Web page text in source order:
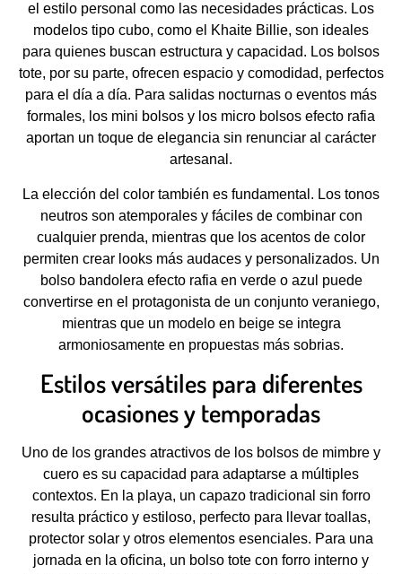
el estilo personal como las necesidades prácticas. Los
modelos tipo cubo, como el Khaite Billie, son ideales
para quienes buscan estructura y capacidad. Los bolsos
tote, por su parte, ofrecen espacio y comodidad, perfectos
para el día a día. Para salidas nocturnas o eventos más
formales, los mini bolsos y los micro bolsos efecto rafia
aportan un toque de elegancia sin renunciar al carácter
artesanal.
La elección del color también es fundamental. Los tonos
neutros son atemporales y fáciles de combinar con
cualquier prenda, mientras que los acentos de color
permiten crear looks más audaces y personalizados. Un
bolso bandolera efecto rafia en verde o azul puede
convertirse en el protagonista de un conjunto veraniego,
mientras que un modelo en beige se integra
armoniosamente en propuestas más sobrias.
Estilos versátiles para diferentes
ocasiones y temporadas
Uno de los grandes atractivos de los bolsos de mimbre y
cuero es su capacidad para adaptarse a múltiples
contextos. En la playa, un capazo tradicional sin forro
resulta práctico y estiloso, perfecto para llevar toallas,
protector solar y otros elementos esenciales. Para una
jornada en la oficina, un bolso tote con forro interno y